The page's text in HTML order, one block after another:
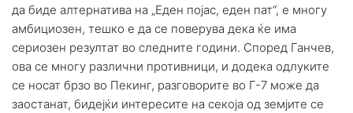
да биде алтернатива на „Еден појас, еден пат“, е многу
амбициозен, тешко е да се поверува дека ќе има
сериозен резултат во следните години. Според Ганчев,
ова се многу различни противници, и додека одлуките
се носат брзо во Пекинг, разговорите во Г-7 може да
заостанат, бидејќи интересите на секоја од земјите се